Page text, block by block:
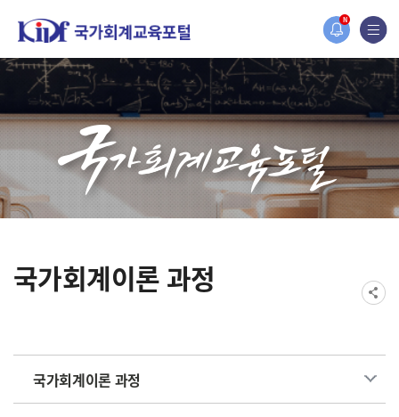
N
2019년도 국가회계 전문교육 사전수요조사 안내
[설문조사] 2019년도 국가회계 전문교육 사전수요조사 안내
국가회계이론 과정
국가회계이론 과정